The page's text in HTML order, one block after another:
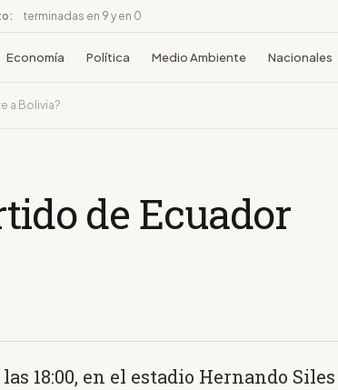
terminadas en 9 y en 0
Economía Política Medio Ambiente Nacionales
a Bolivia?
de Ecuador
18:00, en el estadio Hernando Siles